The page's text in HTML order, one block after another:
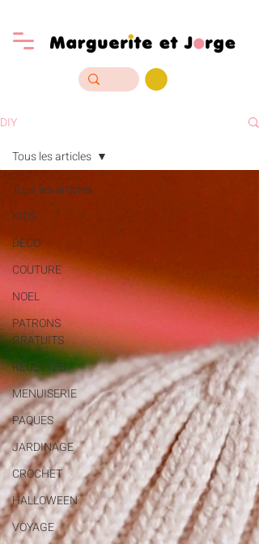
DIY
Tous les articles
KIDS
DECO
COUTURE
NOEL
PATRONS
GRATUITS
RECETTES
MENUISERIE
PAQUES
JARDINAGE
CROCHET
HALLOWEEN
VOYAGE
Tous les articles